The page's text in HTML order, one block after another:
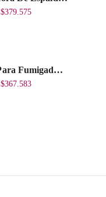
$379.575
Bomba Para Fumigadora Estacionaria 22 Litros, Xp22-I.
$367.583